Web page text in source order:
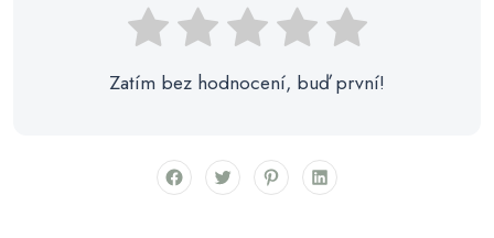
Zatím bez hodnocení, buď první!